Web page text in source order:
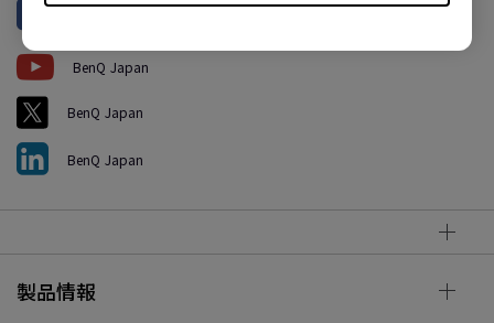
BenQ Japan
BenQ Japan
BenQ Japan
製品情報